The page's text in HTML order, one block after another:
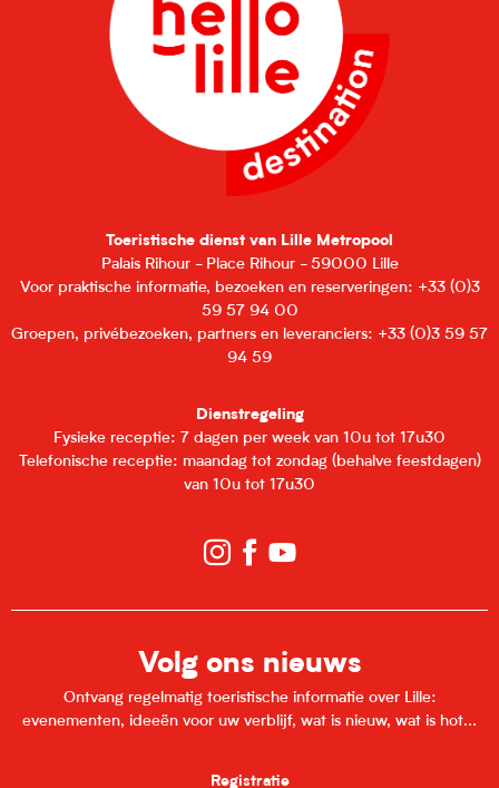
Toeristische dienst van Lille Metropool
Palais Rihour - Place Rihour - 59000 Lille
Voor praktische informatie, bezoeken en reserveringen: +33 (0)3
59 57 94 00
Groepen, privébezoeken, partners en leveranciers: +33 (0)3 59 57
94 59
Dienstregeling
Fysieke receptie: 7 dagen per week van 10u tot 17u30
Telefonische receptie: maandag tot zondag (behalve feestdagen)
van 10u tot 17u30
Volg ons nieuws
Ontvang regelmatig toeristische informatie over Lille:
evenementen, ideeën voor uw verblijf, wat is nieuw, wat is hot...
Registratie